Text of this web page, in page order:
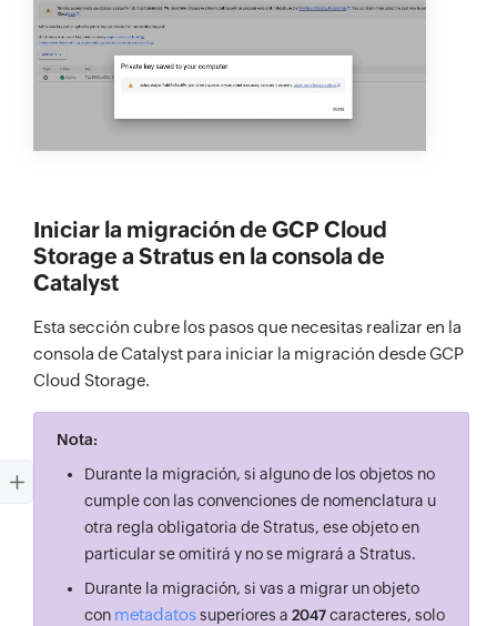
Iniciar la migración de GCP Cloud
Storage a Stratus en la consola de
Catalyst
Esta sección cubre los pasos que necesitas realizar en la
consola de Catalyst para iniciar la migración desde GCP
Cloud Storage.
Nota:
Durante la migración, si alguno de los objetos no
cumple con las convenciones de nomenclatura u
otra regla obligatoria de Stratus, ese objeto en
particular se omitirá y no se migrará a Stratus.
Durante la migración, si vas a migrar un objeto
con metadatossuperiores a 2047 caracteres, solo